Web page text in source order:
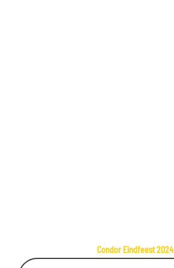
Condor Eindfeest 2024